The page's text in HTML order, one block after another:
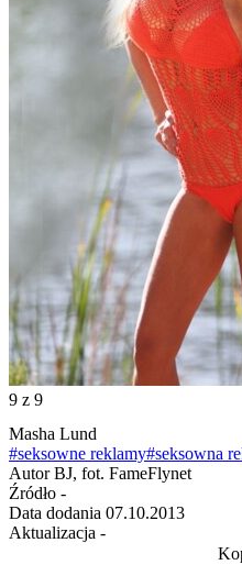
9 z 9
Masha Lund
#seksowne reklamy#seksowna
Autor BJ, fot. FameFlynet
Źródło -
Data dodania 07.10.2013
Aktualizacja -